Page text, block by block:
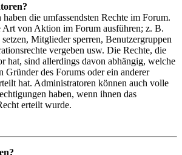
die umfassendsten Rechte im Forum.
Art von Aktion im Forum ausführen; z. B.
Mitglieder sperren, Benutzergruppen
vergeben usw. Die Rechte, die
hat, sind allerdings davon abhängig, welche
Gründer des Forums oder ein anderer
hat. Administratoren können auch volle
haben, wenn ihnen das
erteilt wurde.